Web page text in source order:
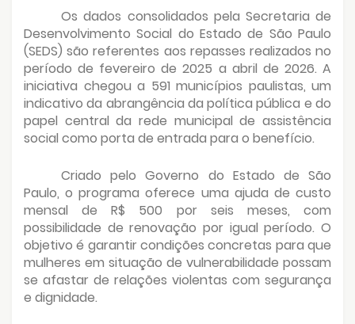
Os dados consolidados pela Secretaria de
Desenvolvimento Social do Estado de São Paulo
(SEDS) são referentes aos repasses realizados no
período de fevereiro de 2025 a abril de 2026. A
iniciativa chegou a 591 municípios paulistas, um
indicativo da abrangência da política pública e do
papel central da rede municipal de assistência
social como porta de entrada para o benefício.
Criado pelo Governo do Estado de São
Paulo, o programa oferece uma ajuda de custo
mensal de R$ 500 por seis meses, com
possibilidade de renovação por igual período. O
objetivo é garantir condições concretas para que
mulheres em situação de vulnerabilidade possam
se afastar de relações violentas com segurança
e dignidade.